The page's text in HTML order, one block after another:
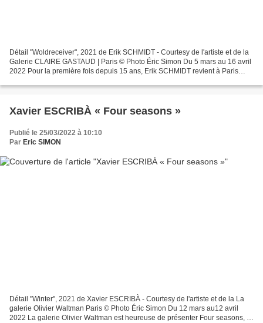
Détail "Woldreceiver", 2021 de Erik SCHMIDT - Courtesy de l'artiste et de la
Galerie CLAIRE GASTAUD | Paris © Photo Éric Simon Du 5 mars au 16 avril
2022 Pour la première fois depuis 15 ans, Erik SCHMIDT revient à Paris
Xavier ESCRIBÀ « Four seasons »
Publié le 25/03/2022 à 10:10
Par Eric SIMON
Détail "Winter", 2021 de Xavier ESCRIBÀ - Courtesy de l'artiste et de la La
galerie Olivier Waltman Paris © Photo Éric Simon Du 12 mars au12 avril
2022 La galerie Olivier Waltman est heureuse de présenter Four seasons, la